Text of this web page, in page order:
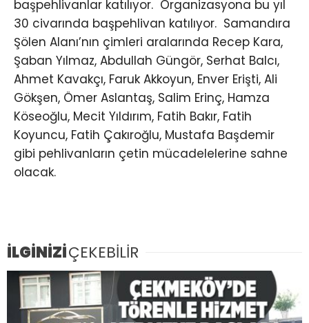
başpehlivanlar katılıyor. Organizasyona bu yıl
30 civarında başpehlivan katılıyor. Samandıra
Şölen Alanı’nın çimleri aralarında Recep Kara,
Şaban Yılmaz, Abdullah Güngör, Serhat Balcı,
Ahmet Kavakçı, Faruk Akkoyun, Enver Erişti, Ali
Gökşen, Ömer Aslantaş, Salim Erinç, Hamza
Köseoğlu, Mecit Yıldırım, Fatih Bakır, Fatih
Koyuncu, Fatih Çakıroğlu, Mustafa Başdemir
gibi pehlivanların çetin mücadelelerine sahne
olacak.
İLGİNİZİÇEKEBİLİR